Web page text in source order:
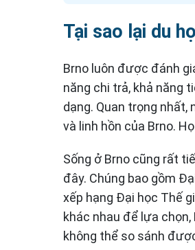
Tại sao lại du
Brno luôn được đánh
năng chi trả, khả năng
dạng. Quan trọng nhất,
và linh hồn của Brno.
Sống ở Brno cũng rất
đây. Chúng bao gồm
xếp hạng Đại học Thế
khác nhau để lựa
không thể so sánh